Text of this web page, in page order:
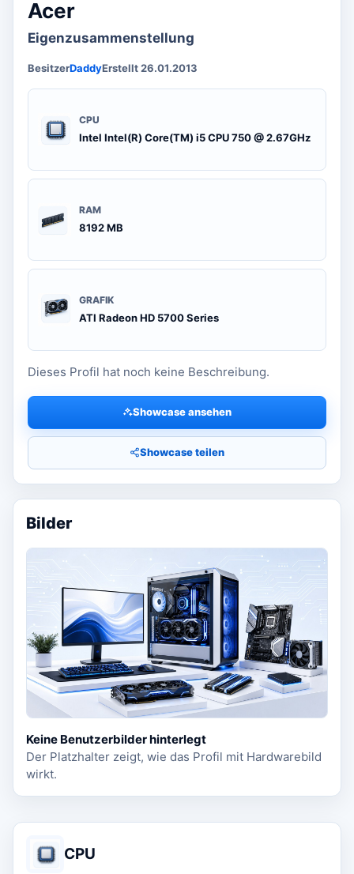
Acer
Eigenzusammenstellung
BesitzerDaddyErstellt 26.01.2013
CPU
Intel Intel(R) Core(TM) i5 CPU 750 @ 2.67GHz
RAM
8192 MB
GRAFIK
ATI Radeon HD 5700 Series
Dieses Profil hat noch keine Beschreibung.
Showcase ansehen
Showcase teilen
Bilder
Keine Benutzerbilder hinterlegt
Der Platzhalter zeigt, wie das Profil mit Hardwarebild
wirkt.
CPU